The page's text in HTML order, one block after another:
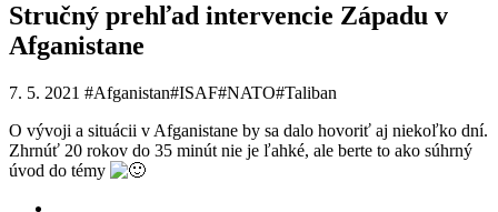
Stručný prehľad intervencie Západu v
Afganistane
7. 5. 2021 #Afganistan#ISAF#NATO#Taliban
O vývoji a situácii v Afganistane by sa dalo hovoriť aj niekoľko dní.
Zhrnúť 20 rokov do 35 minút nie je ľahké, ale berte to ako súhrný
úvod do témy